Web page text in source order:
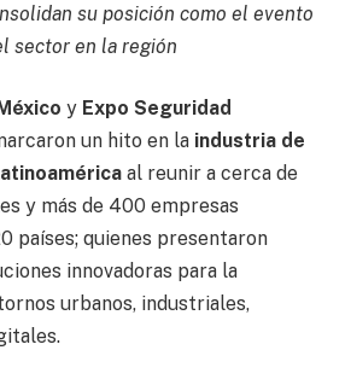
su posición como el evento
sector en la región
y Expo Seguridad
un hito en la industria de
al reunir a cerca de
y más de 400 empresas
países; quienes presentaron
innovadoras para la
urbanos, industriales,